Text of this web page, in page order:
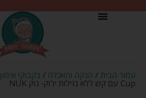
עמוד הבית / הנקה והאכלה / בקבוקי אימון
Cup עם קש ללא נזילות ירוק- נוק NUK